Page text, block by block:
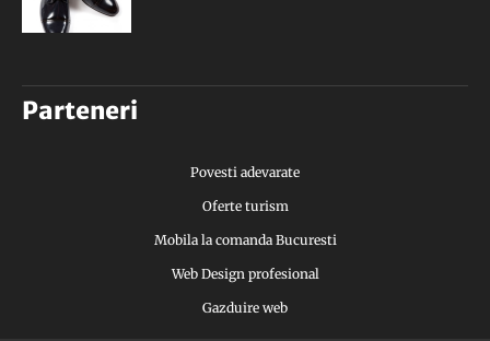
Parteneri
Povesti adevarate
Oferte turism
Mobila la comanda Bucuresti
Web Design profesional
Gazduire web